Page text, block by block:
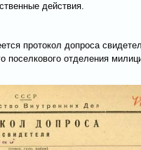
действия.
протокол допроса
поселкового отделения